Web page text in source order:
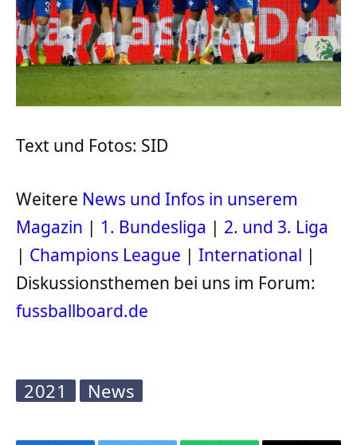
Text und Fotos: SID
Weitere News und Infos in unserem
Magazin | 1. Bundesliga | 2. und 3. Liga
| Champions League | International |
Diskussionsthemen bei uns im Forum:
fussballboard.de
2021 News